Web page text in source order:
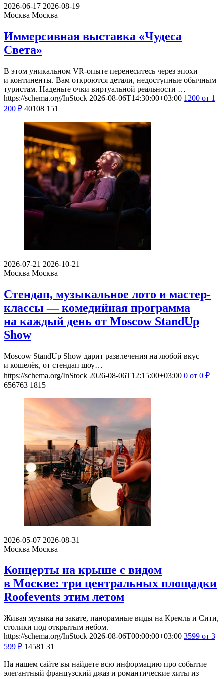
2026-06-17 2026-08-19
Москва Москва
Иммерсивная выставка «Чудеса
Света»
В этом уникальном VR-опыте перенеситесь через эпохи
и континенты. Вам откроются детали, недоступные обычным
туристам. Наденьте очки виртуальной реальности …
https://schema.org/InStock 2026-08-06T14:30:00+03:00 1200 от 1
200 ₽ 40108 151
2026-07-21 2026-10-21
Москва Москва
Стендап, музыкальное лото и мастер-
классы — комедийная программа
на каждый день от Moscow StandUp
Show
Moscow StandUp Show дарит развлечения на любой вкус
и кошелёк, от стендап шоу…
https://schema.org/InStock 2026-08-06T12:15:00+03:00 0 от 0 ₽
656763 1815
2026-05-07 2026-08-31
Москва Москва
Концерты на крыше с видом
в Москве: три центральных площадки
Roofevents этим летом
Живая музыка на закате, панорамные виды на Кремль и Сити,
столики под открытым небом.
https://schema.org/InStock 2026-08-06T00:00:00+03:00 3599 от 3
599 ₽ 14581 31
На нашем сайте вы найдете всю информацию про событие
элегантный французский джаз и романтические хиты из